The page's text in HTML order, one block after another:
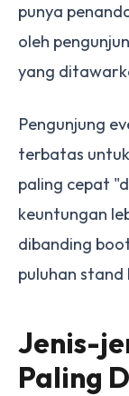
punya
oleh
yang
Pengunjung
terbatas
paling cepat
keuntungan
dibanding
puluhan stand
Jenis-
Paling